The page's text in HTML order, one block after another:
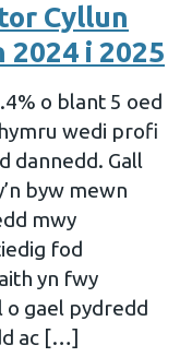
Cyllun
2024 i 2025
o blant 5 oed
wedi profi
dannedd. Gall
byw mewn
mwy
fod
yn fwy
o gael pydredd
ac […]